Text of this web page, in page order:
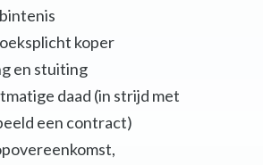
koper
en stuiting
daad (in strijd met
een contract)